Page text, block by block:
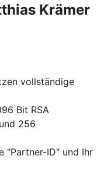
Krämer
vollständige
Bit RSA
256
"Partner-ID" und Ihr